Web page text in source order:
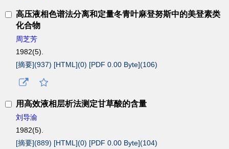
高压液相色谱法分离和定量冬青叶麻登努斯中的美登素类
化合物
周芝芳
1982(5).
[摘要](937) [HTML](0) [PDF 0.00 Byte](106)
用高效液相层析法测定甘草酸的含量
刘导渝
1982(5).
[摘要](889) [HTML](0) [PDF 0.00 Byte](104)